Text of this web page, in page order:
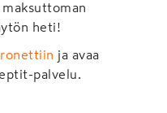
heti!
ja avaa
palvelu.